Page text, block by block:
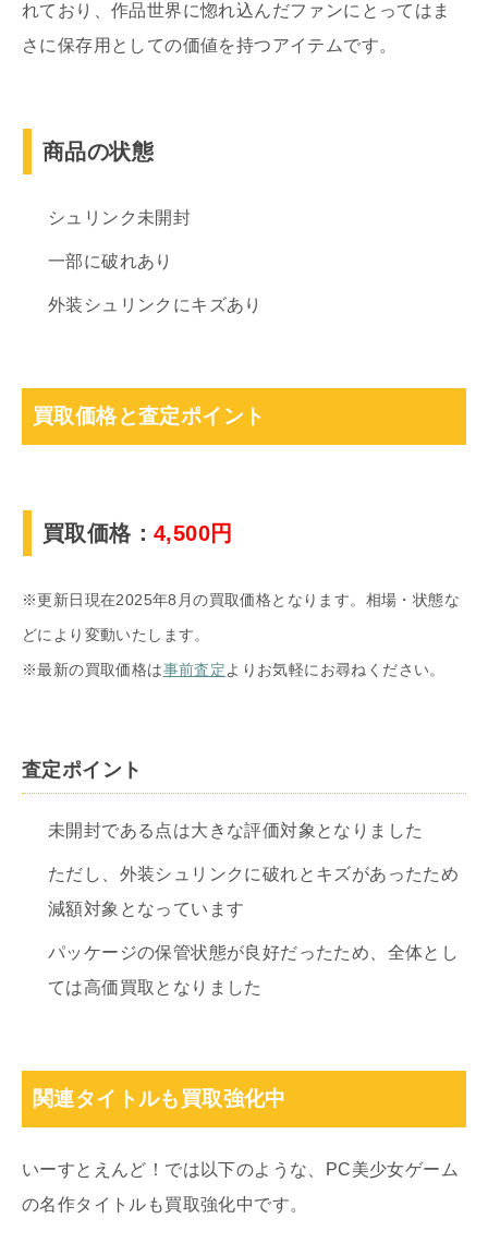
れており、作品世界に惚れ込んだファンにとってはま
さに保存用としての価値を持つアイテムです。
商品の状態
シュリンク未開封
一部に破れあり
外装シュリンクにキズあり
買取価格と査定ポイント
買取価格： 4,500円
※更新日現在2025年8月の買取価格となります。相場・状態な
どにより変動いたします。
※最新の買取価格は事前査定よりお気軽にお尋ねください。
査定ポイント
未開封である点は大きな評価対象となりました
ただし、外装シュリンクに破れとキズがあったため
減額対象となっています
パッケージの保管状態が良好だったため、全体とし
ては高価買取となりました
関連タイトルも買取強化中
いーすとえんど！では以下のような、PC美少女ゲーム
の名作タイトルも買取強化中です。